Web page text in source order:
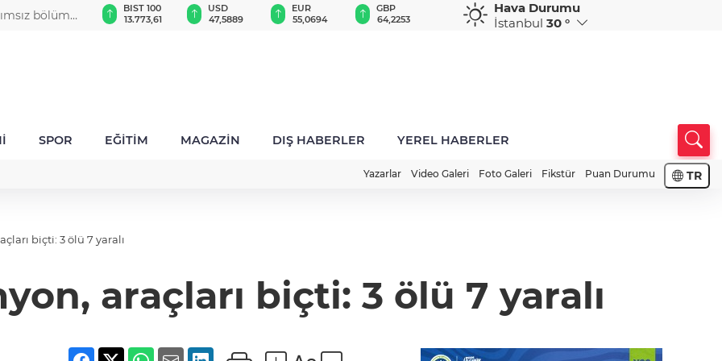
bölüm
GAU/TRY
6.533,29
BIST 100
13.773,61
USD
47,5889
EUR
55,0694
GBP
64,2253
CHF
58,7808
CAD
33,9921
Hava Durumu
İstanbul 30 °
SPOR EĞİTİM MAGAZİN DIŞ HABERLER YEREL HABERLER
Yazarlar Video Galeri Foto Galeri Fikstür Puan Durumu TR
biçti: 3 ölü 7 yaralı
araçları biçti: 3 ölü 7 yaralı